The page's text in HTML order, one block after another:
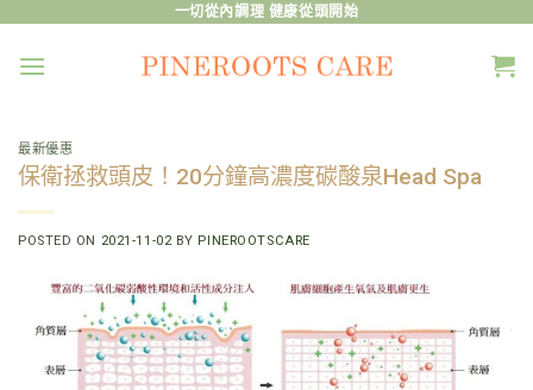
content
一切從內調理 健康從頭開始
最新優惠
保衛拯救頭皮！20分鐘高濃度碳酸泉Head Spa
POSTED ON 2021-11-02 BY PINEROOTSCARE